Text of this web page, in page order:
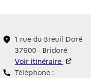
1 rue du Breuil Doré
37600 - Bridoré
Voir itinéraire
Téléphone :